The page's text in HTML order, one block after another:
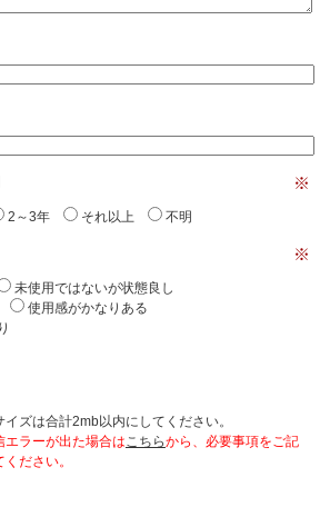
※
2～3年 それ以上 不明
※
未使用ではないが状態良し
使用感がかなりある
ズは合計2mb以内にしてください。
ラーが出た場合は こちらから、必要事項をご記
ださい。